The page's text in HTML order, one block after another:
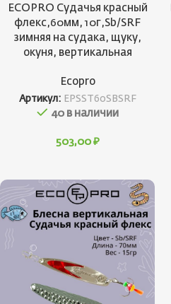
ECOPRO Судачья красный
флекс,60мм, 10г,Sb/SRF
зимняя на судака, щуку,
окуня, вертикальная
Ecopro
Артикул: EPSST60SBSRF
40 в наличии
503,00 ₽